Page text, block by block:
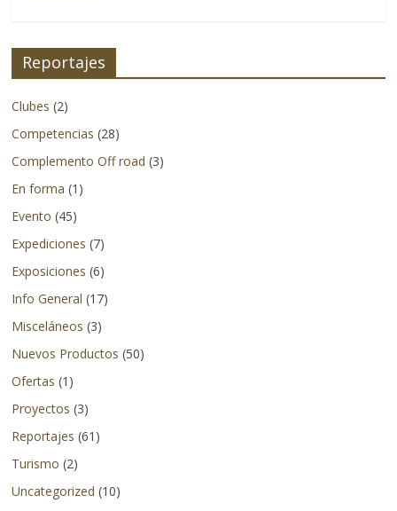
sino
también
adentrarnos
en
otros
Reportajes
Clubes (2)
Competencias (28)
Complemento Off road (3)
En forma (1)
Evento (45)
Expediciones (7)
Exposiciones (6)
Info General (17)
Misceláneos (3)
Nuevos Productos (50)
Ofertas (1)
Proyectos (3)
Reportajes (61)
Turismo (2)
Uncategorized (10)